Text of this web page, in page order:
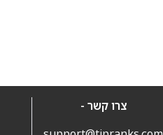
צרו קשר -